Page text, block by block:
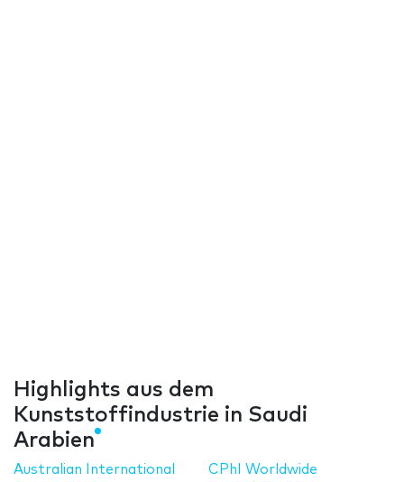
Highlights aus dem
Kunststoffindustrie in Saudi
Arabien
Australian International
CPhI Worldwide